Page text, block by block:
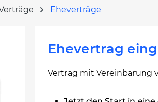
Eheverträge
Ehevertrag
Vertrag mit Vereinbarung